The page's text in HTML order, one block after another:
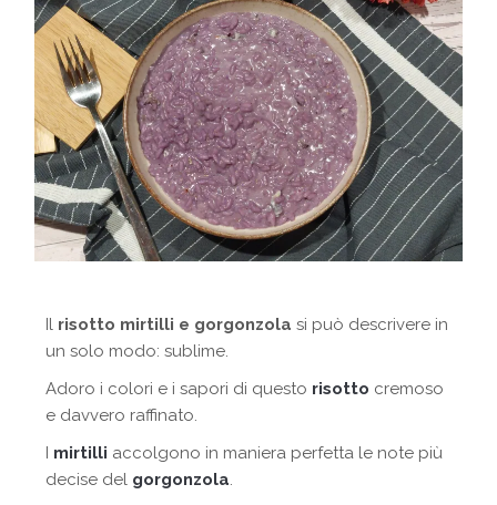
Il risotto mirtilli e gorgonzola si può descrivere in
un solo modo: sublime.
Adoro i colori e i sapori di questo risotto cremoso
e davvero raffinato.
I mirtilli accolgono in maniera perfetta le note più
decise del gorgonzola.